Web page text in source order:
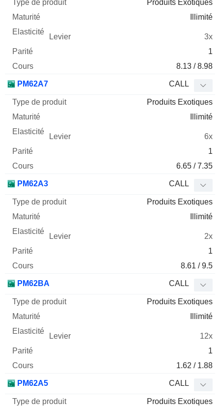
Produits Exotiques
Illimité
3x
1
8.13 / 8.98
PM62A7 CALL
Produits Exotiques
Illimité
6x
1
6.65 / 7.35
PM62A3 CALL
Produits Exotiques
Illimité
2x
1
8.61 / 9.5
PM62BA CALL
Produits Exotiques
Illimité
12x
1
1.62 / 1.88
PM62A5 CALL
Produits Exotiques